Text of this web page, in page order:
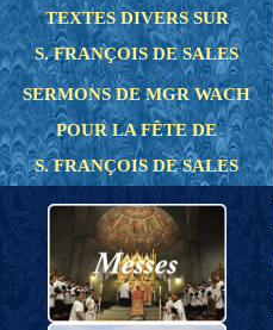
TEXTES DIVERS SUR
S. FRANÇOIS DE SALES
SERMONS DE MGR WACH
POUR LA FÊTE DE
S. FRANÇOIS DE SALES